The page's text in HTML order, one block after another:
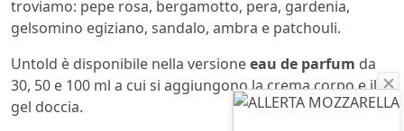
troviamo: pepe rosa, bergamotto, pera, gardenia,
gelsomino egiziano, sandalo, ambra e patchouli.
Untold è disponibile nella versioneeau de parfum da
30, 50 e 100 ml a cui si aggiungono la crema corpo e il
gel doccia.